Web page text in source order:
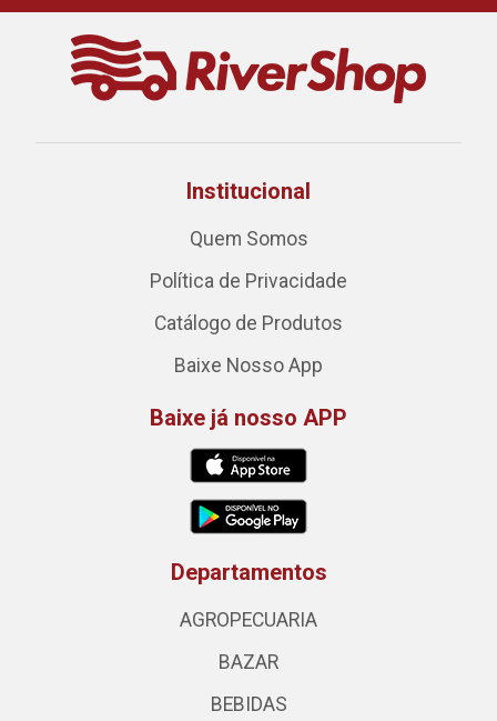
Institucional
Quem Somos
Política de Privacidade
Catálogo de Produtos
Baixe Nosso App
Baixe já nosso APP
Departamentos
AGROPECUARIA
BAZAR
BEBIDAS